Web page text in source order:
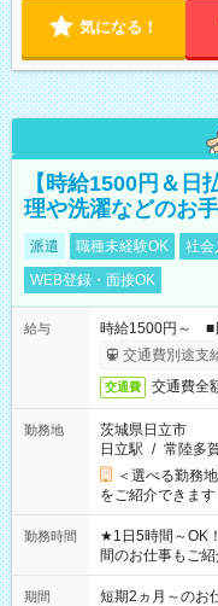
気になる！
【時給1500円＆
理や洗濯などのお
派遣 職種未経験OK 社会
WEB登録・面接OK
給与
時給1500円～ ■
交通費別途支
交通費 交通費全
勤務地
茨城県日立市
日立駅 / 常陸多
＜選べる勤務
をご紹介できます
勤務時間
★1日5時間～OK
間のお仕事もご
家庭の都合でお
※週最低15時間
期間
短期2ヵ月～の